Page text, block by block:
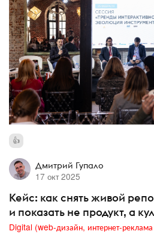
Дмитрий Гупало
17 окт 2025
Кейс: как снять живой
и показать не продукт, а